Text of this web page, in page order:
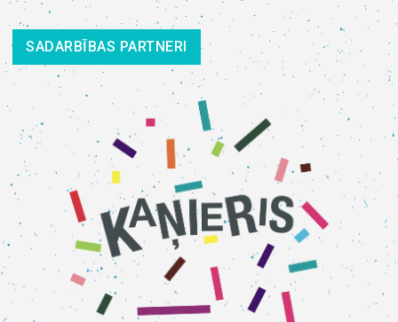
SADARBĪBAS PARTNERI